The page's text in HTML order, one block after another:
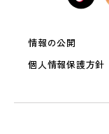
情報の公開
個人情報保護方針